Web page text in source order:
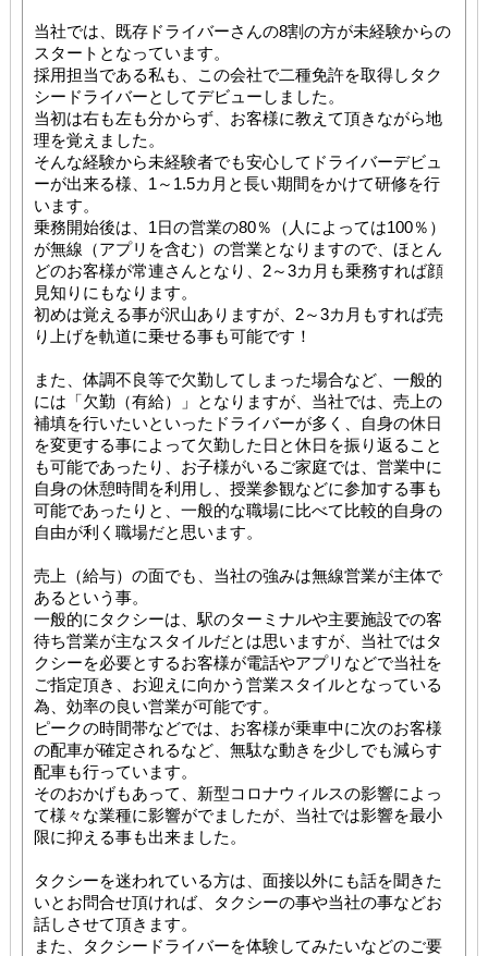
当社では、既存ドライバーさんの8割の方が未経験からの
スタートとなっています。
採用担当である私も、この会社で二種免許を取得しタク
シードライバーとしてデビューしました。
当初は右も左も分からず、お客様に教えて頂きながら地
理を覚えました。
そんな経験から未経験者でも安心してドライバーデビュ
ーが出来る様、1～1.5カ月と長い期間をかけて研修を行
います。
乗務開始後は、1日の営業の80％（人によっては100％）
が無線（アプリを含む）の営業となりますので、ほとん
どのお客様が常連さんとなり、2～3カ月も乗務すれば顔
見知りにもなります。
初めは覚える事が沢山ありますが、2～3カ月もすれば売
り上げを軌道に乗せる事も可能です！
また、体調不良等で欠勤してしまった場合など、一般的
には「欠勤（有給）」となりますが、当社では、売上の
補填を行いたいといったドライバーが多く、自身の休日
を変更する事によって欠勤した日と休日を振り返ること
も可能であったり、お子様がいるご家庭では、営業中に
自身の休憩時間を利用し、授業参観などに参加する事も
可能であったりと、一般的な職場に比べて比較的自身の
自由が利く職場だと思います。
売上（給与）の面でも、当社の強みは無線営業が主体で
あるという事。
一般的にタクシーは、駅のターミナルや主要施設での客
待ち営業が主なスタイルだとは思いますが、当社ではタ
クシーを必要とするお客様が電話やアプリなどで当社を
ご指定頂き、お迎えに向かう営業スタイルとなっている
為、効率の良い営業が可能です。
ピークの時間帯などでは、お客様が乗車中に次のお客様
の配車が確定されるなど、無駄な動きを少しでも減らす
配車も行っています。
そのおかげもあって、新型コロナウィルスの影響によっ
て様々な業種に影響がでましたが、当社では影響を最小
限に抑える事も出来ました。
タクシーを迷われている方は、面接以外にも話を聞きた
いとお問合せ頂ければ、タクシーの事や当社の事などお
話しさせて頂きます。
また、タクシードライバーを体験してみたいなどのご要